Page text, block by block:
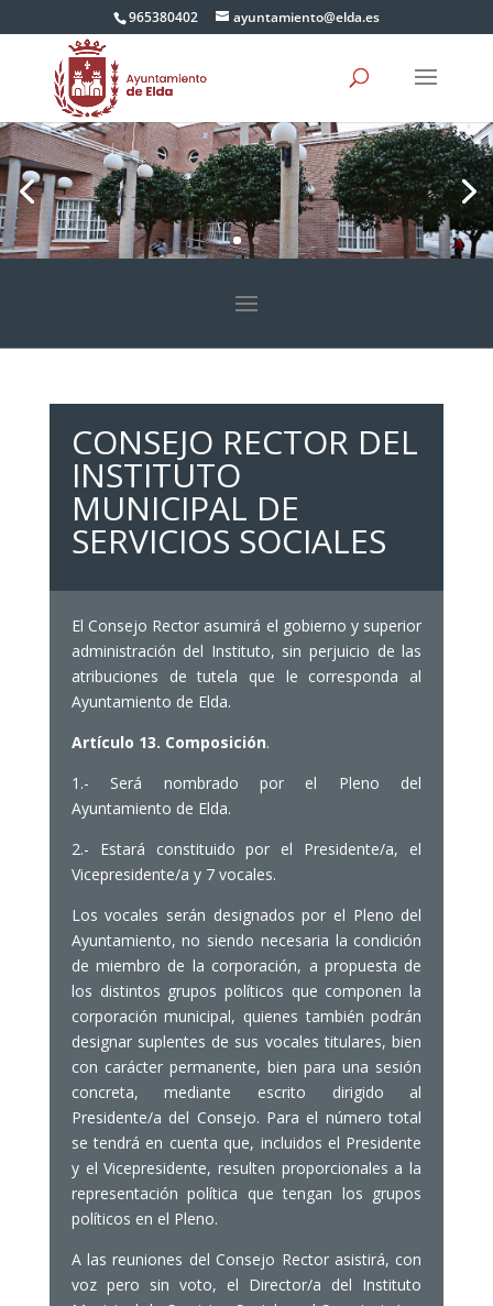
965380402 ayuntamiento@elda.es
CONSEJO RECTOR DEL
INSTITUTO
MUNICIPAL DE
SERVICIOS SOCIALES
El Consejo Rector asumirá el gobierno y superior
administración del Instituto, sin perjuicio de las
atribuciones de tutela que le corresponda al
Ayuntamiento de Elda.
Artículo 13. Composición.
1.- Será nombrado por el Pleno del
Ayuntamiento de Elda.
2.- Estará constituido por el Presidente/a, el
Vicepresidente/a y 7 vocales.
Los vocales serán designados por el Pleno del
Ayuntamiento, no siendo necesaria la condición
de miembro de la corporación, a propuesta de
los distintos grupos políticos que componen la
corporación municipal, quienes también podrán
designar suplentes de sus vocales titulares, bien
con carácter permanente, bien para una sesión
concreta, mediante escrito dirigido al
Presidente/a del Consejo. Para el número total
se tendrá en cuenta que, incluidos el Presidente
y el Vicepresidente, resulten proporcionales a la
representación política que tengan los grupos
políticos en el Pleno.
A las reuniones del Consejo Rector asistirá, con
voz pero sin voto, el Director/a del Instituto